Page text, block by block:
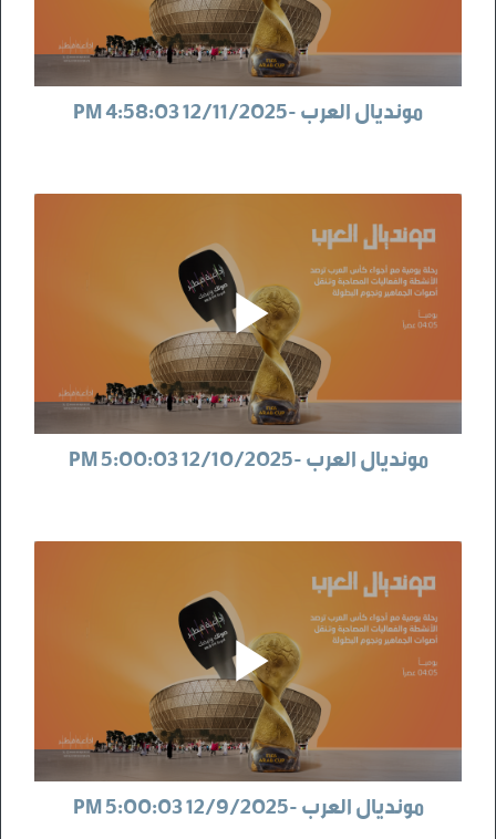
مونديال العرب -12/11/2025 4:58:03 PM
مونديال العرب -12/10/2025 5:00:03 PM
مونديال العرب -12/9/2025 5:00:03 PM